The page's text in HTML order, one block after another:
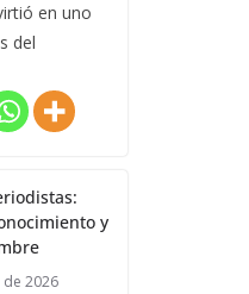
en uno
del
y
2026